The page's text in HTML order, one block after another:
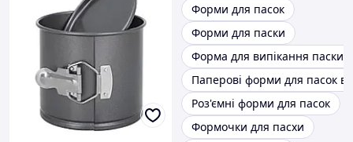
Форми для пасок
Форми для паски
Форма для випікання паски
Паперові форми для пасок
Роз'ємні форми для пасок
Формочки для пасхи